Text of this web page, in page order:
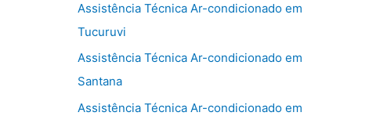
Assistência Técnica Ar-condicionado em
Tucuruvi
Assistência Técnica Ar-condicionado em
Santana
Assistência Técnica Ar-condicionado em